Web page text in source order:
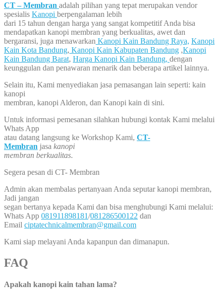
CT – Membran adalah pilihan yang tepat merupakan vendor
spesialis Kanopi berpengalaman lebih
dari 15 tahun dengan harga yang sangat kompetitif Anda bisa
mendapatkan kanopi membran yang berkualitas, awet dan
bergaransi, juga menawarkan Kanopi Kain Bandung Raya, Kanopi
Kain Kota Bandung, Kanopi Kain Kabupaten Bandung ,Kanopi
Kain Bandung Barat, Harga Kanopi Kain Bandung, dengan
keunggulan dan penawaran menarik dan beberapa artikel lainnya.
Selain itu, Kami menyediakan jasa pemasangan lain seperti: kain
kanopi
membran, kanopi Alderon, dan Kanopi kain di sini.
Untuk informasi pemesanan silahkan hubungi kontak Kami melalui
Whats App
atau datang langsung ke Workshop Kami, CT-
Membran jasa kanopi
membran berkualitas.
Segera pesan di CT- Membran
Admin akan membalas pertanyaan Anda seputar kanopi membran,
Jadi jangan
segan bertanya kepada Kami dan bisa menghubungi Kami melalui:
Whats App 081911898181/081286500122 dan
Email ciptatechnicalmembran@gmail.com
Kami siap melayani Anda kapanpun dan dimanapun.
FAQ
Apakah kanopi kain tahan lama?